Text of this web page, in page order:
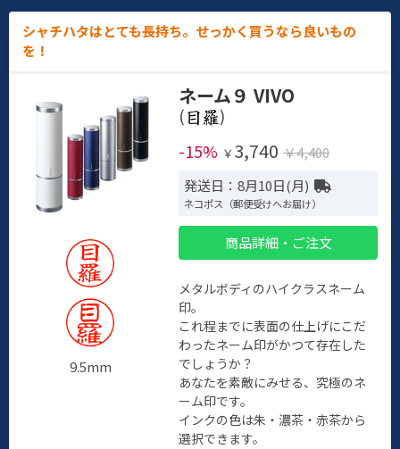
シャチハタはとても長持ち。せっかく買うなら良いもの
を！
9.5mm
ネーム９ VIVO
(
)
-15% ￥ 3,740 ￥4,400
発送日：8月10日(月)
ネコポス（郵便受けへお届け）
商品詳細・ご注文
メタルボディのハイクラスネーム
印。
これ程までに表面の仕上げにこだ
わったネーム印がかつて存在した
でしょうか？
あなたを素敵にみせる、究極のネ
ーム印です。
インクの色は朱・濃茶・赤茶から
選択できます。